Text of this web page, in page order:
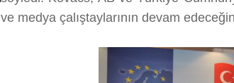
ve medya çalıştaylarının devam